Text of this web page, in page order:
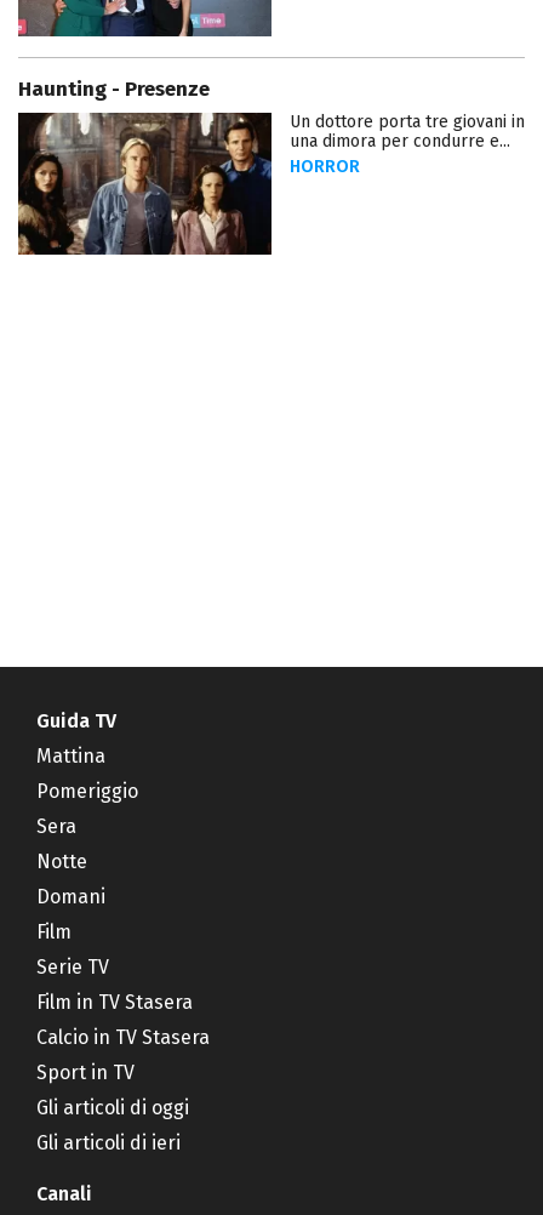
Haunting - Presenze
Un dottore porta tre giovani in
una dimora per condurre e...
HORROR
Guida TV
Mattina
Pomeriggio
Sera
Notte
Domani
Film
Serie TV
Film in TV Stasera
Calcio in TV Stasera
Sport in TV
Gli articoli di oggi
Gli articoli di ieri
Canali